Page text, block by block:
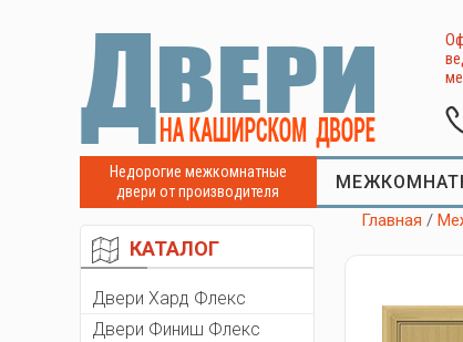
Недорогие межкомнатные
двери от производителя
КАТАЛОГ
Двери Хард Флекс
Двери Финиш Флекс
Главная /